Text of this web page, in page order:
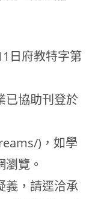
日府教特字第
已協助刊登於
)，如學
覽。
義，請逕洽承